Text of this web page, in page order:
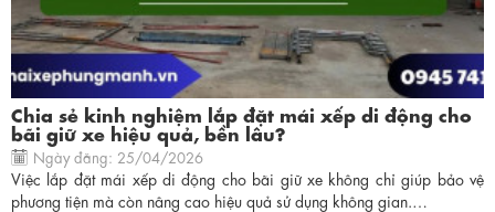
Chia sẻ kinh nghiệm lắp đặt mái xếp di động cho
bãi giữ xe hiệu quả, bền lâu?
Ngày đăng: 25/04/2026
Việc lắp đặt mái xếp di động cho bãi giữ xe không chỉ giúp bảo vệ
phương tiện mà còn nâng cao hiệu quả sử dụng không gian.…